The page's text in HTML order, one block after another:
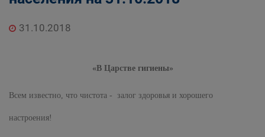
31.10.2018
«В Царстве гигиены»
Всем известно, что чистота - залог здоровья и хорошего
настроения!